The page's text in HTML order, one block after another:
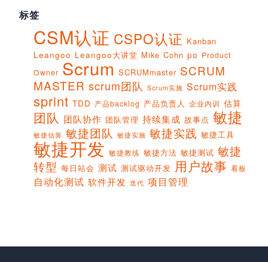
标签
CSM认证 CSPO认证 Kanban
Leangoo Leangoo大讲堂 Mike Cohn po Product
Owner Scrum SCRUMmaster SCRUM
MASTER scrum团队 Scrum实施 Scrum实践
sprint TDD 产品backlog 产品负责人 企业内训 估算
团队 团队协作 团队管理 持续集成 故事点 敏捷
敏捷估算 敏捷团队 敏捷实施 敏捷实践 敏捷工具
敏捷开发 敏捷教练 敏捷方法 敏捷测试 敏捷
转型 每日站会 测试 测试驱动开发 用户故事 看板
自动化测试 软件开发 迭代 项目管理